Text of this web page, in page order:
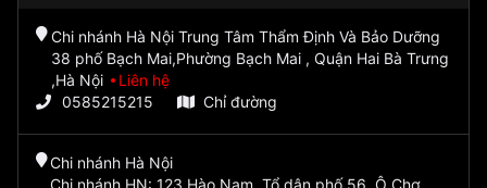
Chi nhánh Hà Nội Trung Tâm Thẩm Định Và Bảo Dưỡng
38 phố Bạch Mai,Phường Bạch Mai , Quận Hai Bà Trưng
,Hà Nội
Liên hệ
0585215215
Chỉ đường
Chi nhánh Hà Nội